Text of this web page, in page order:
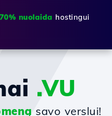
70% nuolaida hostingui
.VU
savo verslui!